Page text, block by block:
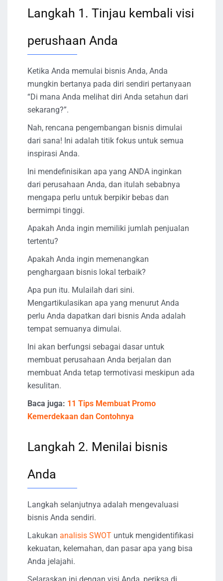
Langkah 1. Tinjau kembali visi
perushaan Anda
Ketika Anda memulai bisnis Anda, Anda
mungkin bertanya pada diri sendiri pertanyaan
“Di mana Anda melihat diri Anda setahun dari
sekarang?”.
Nah, rencana pengembangan bisnis dimulai
dari sana! Ini adalah titik fokus untuk semua
inspirasi Anda.
Ini mendefinisikan apa yang ANDA inginkan
dari perusahaan Anda, dan itulah sebabnya
mengapa perlu untuk berpikir bebas dan
bermimpi tinggi.
Apakah Anda ingin memiliki jumlah penjualan
tertentu?
Apakah Anda ingin memenangkan
penghargaan bisnis lokal terbaik?
Apa pun itu. Mulailah dari sini.
Mengartikulasikan apa yang menurut Anda
perlu Anda dapatkan dari bisnis Anda adalah
tempat semuanya dimulai.
Ini akan berfungsi sebagai dasar untuk
membuat perusahaan Anda berjalan dan
membuat Anda tetap termotivasi meskipun ada
kesulitan.
Baca juga: 11 Tips Membuat Promo
Kemerdekaan dan Contohnya
Langkah 2. Menilai bisnis
Anda
Langkah selanjutnya adalah mengevaluasi
bisnis Anda sendiri.
Lakukan analisis SWOT untuk mengidentifikasi
kekuatan, kelemahan, dan pasar apa yang bisa
Anda jelajahi.
Selaraskan ini dengan visi Anda, periksa di